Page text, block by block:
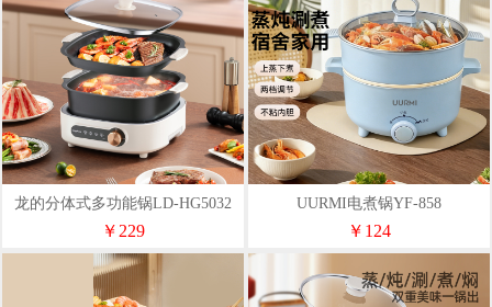
龙的分体式多功能锅LD-HG5032
￥229
UURMI电煮锅YF-858
￥124